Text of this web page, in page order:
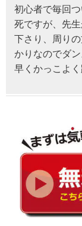
初心者で毎回
死ですが、先
下さり、周り
かりなのでダ
早くかっこよ